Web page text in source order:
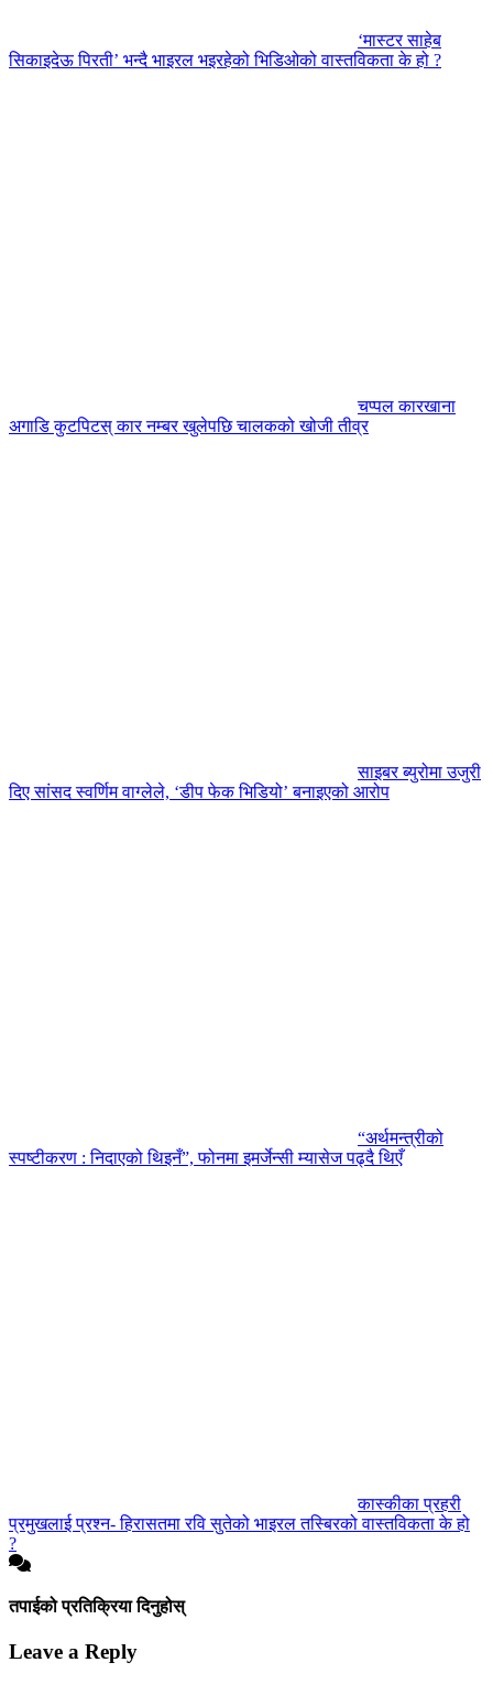
‘मास्टर साहेब
सिकाइदेऊ पिरती’ भन्दै भाइरल भइरहेको भिडिओको वास्तविकता के हो ?
चप्पल कारखाना
अगाडि कुटपिटस् कार नम्बर खुलेपछि चालकको खोजी तीव्र
साइबर ब्युरोमा उजुरी
दिए सांसद स्वर्णिम वाग्लेले, ‘डीप फेक भिडियो’ बनाइएको आरोप
“अर्थमन्त्रीको
स्पष्टीकरण : निदाएको थिइनँ”, फोनमा इमर्जेन्सी म्यासेज पढ्दै थिएँ
कास्कीका प्रहरी
प्रमुखलाई प्रश्न- हिरासतमा रवि सुतेको भाइरल तस्बिरको वास्तविकता के हो
?
तपाईको प्रतिक्रिया दिनुहोस्
Leave a Reply